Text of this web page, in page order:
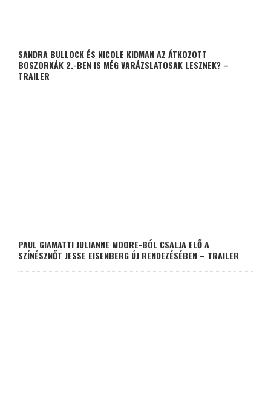
SANDRA BULLOCK ÉS NICOLE KIDMAN AZ ÁTKOZOTT
BOSZORKÁK 2.-BEN IS MÉG VARÁZSLATOSAK LESZNEK? –
TRAILER
PAUL GIAMATTI JULIANNE MOORE-BÓL CSALJA ELŐ A
SZÍNÉSZNŐT JESSE EISENBERG ÚJ RENDEZÉSÉBEN – TRAILER